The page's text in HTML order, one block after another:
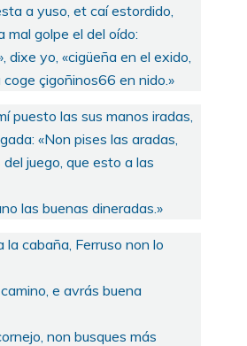
a yuso, et caí estordido,
mal golpe el del oído:
dixe yo, «cigüeña en el exido,
coge çigoñinos66 en nido.»
puesto las sus manos iradas,
«Non pises las aradas,
juego, que esto a las
las buenas dineradas.»
la cabaña, Ferruso non lo
e avrás buena
non busques más